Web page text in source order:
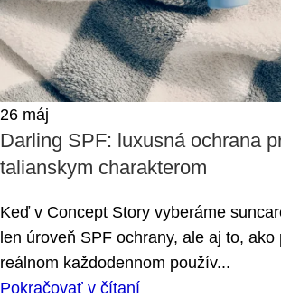
26 máj
Darling SPF: luxusná ochrana
talianskym charakterom
Keď v Concept Story vyberáme
len úroveň SPF ochrany, ale aj to,
reálnom každodennom použív...
Pokračovať v čítaní